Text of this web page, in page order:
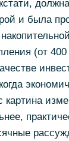
и была
(от
картина